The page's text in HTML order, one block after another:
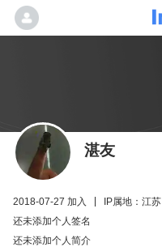
湛友
2018-07-27 加入
IP属地：江苏
还未添加个人签名
还未添加个人简介